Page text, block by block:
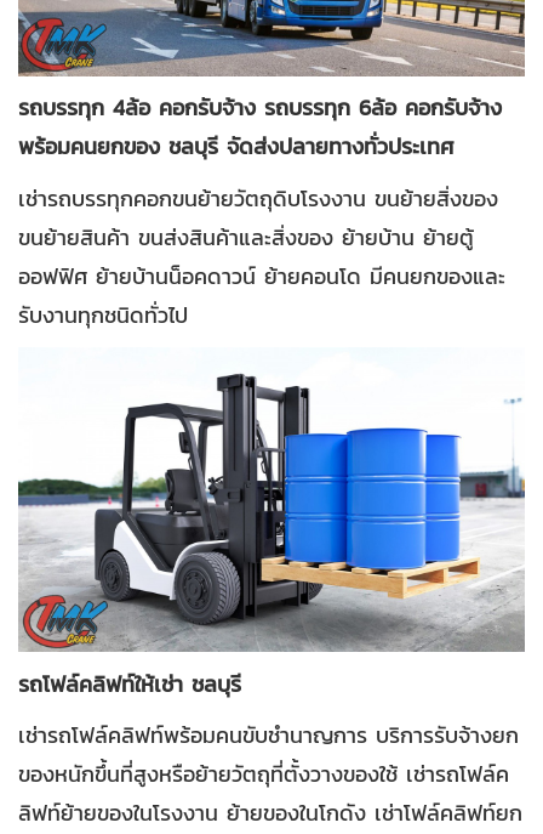
รถบรรทุก 4ล้อ คอกรับจ้าง รถบรรทุก 6ล้อ คอกรับจ้าง
พร้อมคนยกของ ชลบุรี จัดส่งปลายทางทั่วประเทศ
เช่ารถบรรทุกคอกขนย้ายวัตถุดิบโรงงาน ขนย้ายสิ่งของ
ขนย้ายสินค้า ขนส่งสินค้าและสิ่งของ ย้ายบ้าน ย้ายตู้
ออฟฟิศ ย้ายบ้านน็อคดาวน์ ย้ายคอนโด มีคนยกของและ
รับงานทุกชนิดทั่วไป
รถโฟล์คลิฟท์ให้เช่า ชลบุรี
เช่ารถโฟล์คลิฟท์พร้อมคนขับชำนาญการ บริการรับจ้างยก
ของหนักขึ้นที่สูงหรือย้ายวัตถุที่ตั้งวางของใช้ เช่ารถโฟล์ค
ลิฟท์ย้ายของในโรงงาน ย้ายของในโกดัง เช่าโฟล์คลิฟท์ยก